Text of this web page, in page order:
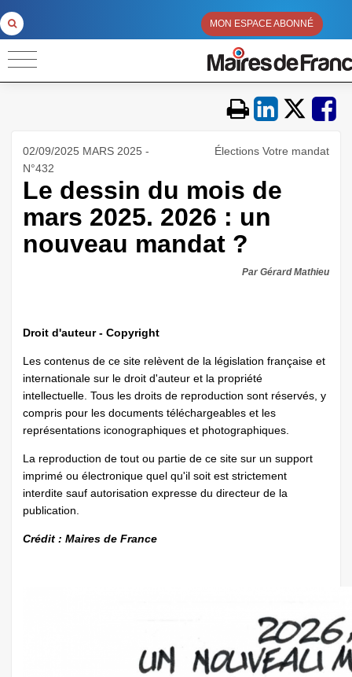
MON ESPACE ABONNÉ
02/09/2025 MARS 2025 -
N°432
Élections Votre mandat
Le dessin du mois de
mars 2025. 2026 : un
nouveau mandat ?
Par Gérard Mathieu
Droit d'auteur - Copyright
Les contenus de ce site relèvent de la législation française et
internationale sur le droit d'auteur et la propriété
intellectuelle. Tous les droits de reproduction sont réservés, y
compris pour les documents téléchargeables et les
représentations iconographiques et photographiques.
La reproduction de tout ou partie de ce site sur un support
imprimé ou électronique quel qu'il soit est strictement
interdite sauf autorisation expresse du directeur de la
publication.
Crédit : Maires de France